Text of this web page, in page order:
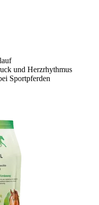
und Herzrhythmus
Sportpferden